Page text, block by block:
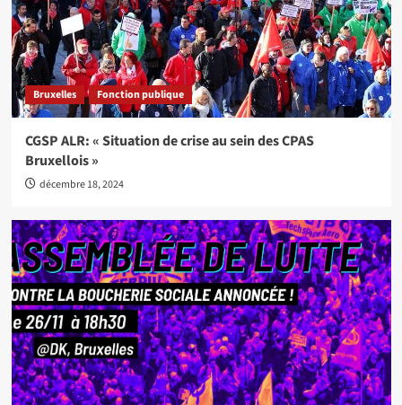
Bruxelles Fonction publique
CGSP ALR: « Situation de crise au sein des CPAS
Bruxellois »
décembre 18, 2024